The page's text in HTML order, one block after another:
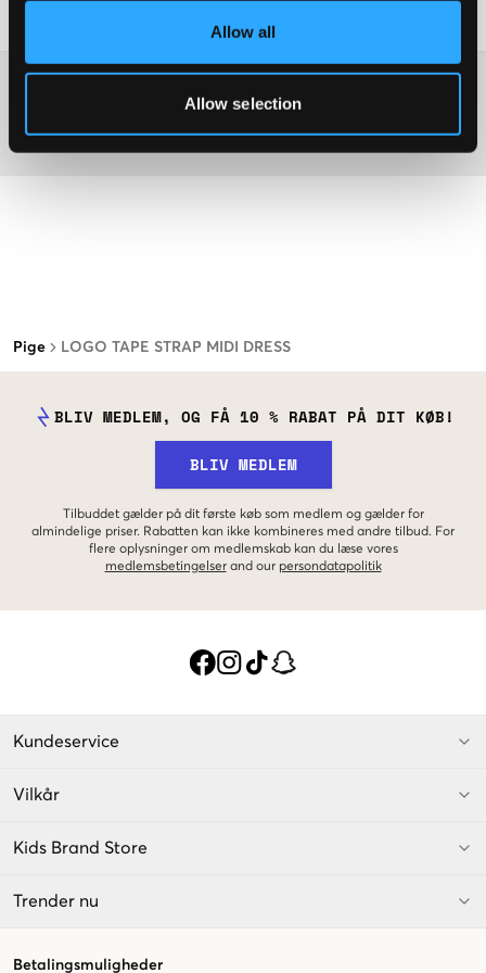
Allow all
Allow selection
Pige LOGO TAPE STRAP MIDI DRESS
BLIV MEDLEM, OG FÅ 10 % RABAT PÅ DIT KØB!
BLIV MEDLEM
Tilbuddet gælder på dit første køb som medlem og gælder for
almindelige priser. Rabatten kan ikke kombineres med andre tilbud. For
flere oplysninger om medlemskab kan du læse vores
medlemsbetingelser and our persondatapolitik
Kundeservice
Vilkår
Kids Brand Store
Trender nu
Betalingsmuligheder